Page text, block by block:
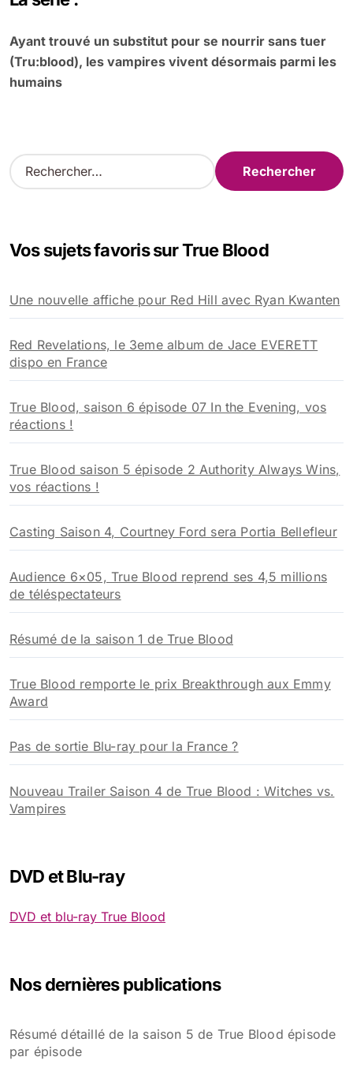
Ayant trouvé un substitut pour se nourrir sans tuer
(Tru:blood), les vampires vivent désormais parmi les
humains
R
e
r
e
r
:
Vos sujets favoris sur True Blood
Une nouvelle affiche pour Red Hill avec Ryan Kwanten
Red Revelations, le 3eme album de Jace EVERETT
dispo en France
True Blood, saison 6 épisode 07 In the Evening, vos
réactions !
True Blood saison 5 épisode 2 Authority Always Wins,
vos réactions !
Casting Saison 4, Courtney Ford sera Portia Bellefleur
Audience 6×05, True Blood reprend ses 4,5 millions
de téléspectateurs
Résumé de la saison 1 de True Blood
True Blood remporte le prix Breakthrough aux Emmy
Award
Pas de sortie Blu-ray pour la France ?
Nouveau Trailer Saison 4 de True Blood : Witches vs.
Vampires
DVD et Blu-ray
DVD et blu-ray True Blood
Nos dernières publications
Résumé détaillé de la saison 5 de True Blood épisode
par épisode